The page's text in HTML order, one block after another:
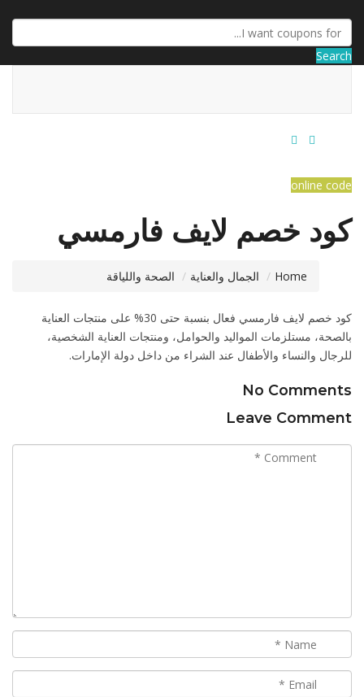
Search
online code
كود خصم لايف فارمسي
Home الجمال والعناية الصحة واللياقة
كود خصم لايف فارمسي فعال بنسبة حتى 30% على منتجات العناية
بالصحة، مستلزمات المواليد والحوامل، ومنتجات العناية الشخصية،
للرجال والنساء والأطفال عند الشراء من داخل دولة الإمارات.
No Comments
Leave Comment